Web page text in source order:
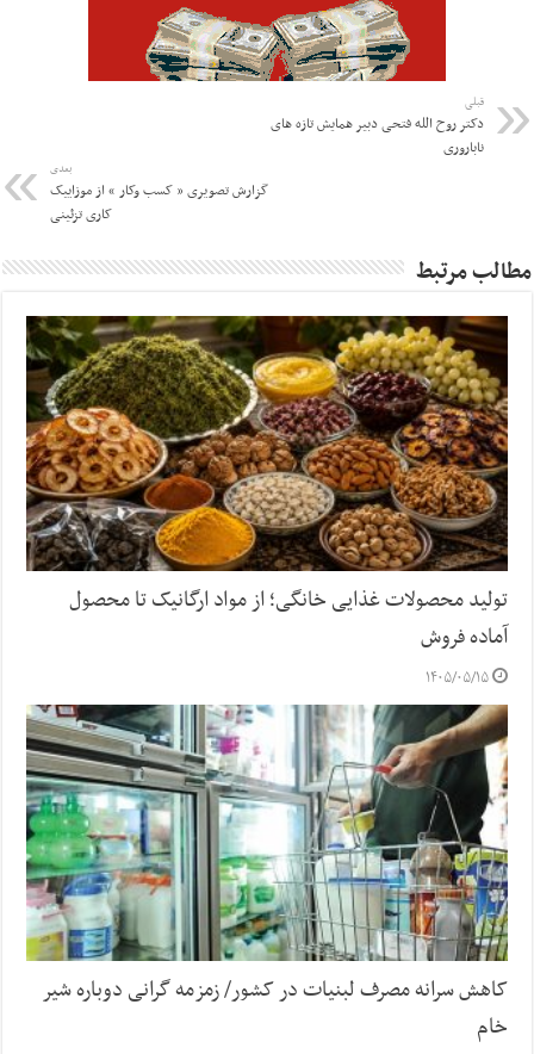
قبلی
دکتر‌ روح الله فتحی دبیر همایش تازه های
ناباروری
بعدی
گزارش تصویری « کسب وکار » از موزاییک
کاری تزئینی
مطالب مرتبط
تولید محصولات غذایی خانگی؛ از مواد ارگانیک تا محصول
آماده فروش
۱۴۰۵/۰۵/۱۵
کاهش سرانه مصرف لبنیات در کشور/ زمزمه گرانی دوباره شیر
خام